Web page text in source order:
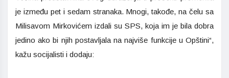
je između pet i sedam stranaka. Mnogi, takođe, na čelu sa
Milisavom Mirkovićem izdali su SPS, koja im je bila dobra
jedino ako bi njih postavljala na najviše funkcije u Opštini“,
kažu socijalisti i dodaju: